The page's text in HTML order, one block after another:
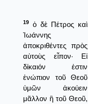
19
ὁ δὲ Πέτρος καὶ
Ἰωάννης
ἀποκριθέντες πρὸς
αὐτοὺς εἶπον· Εἰ
δίκαιόν ἐστιν
ἐνώπιον τοῦ Θεοῦ
ὑμῶν ἀκούειν
μᾶλλον ἢ τοῦ Θεοῦ,